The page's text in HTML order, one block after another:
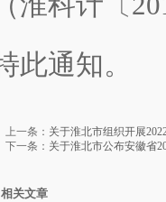
此通知。
上一条： 关于淮北市组织开展
下一条： 关于淮北市公布安徽省
相关文章